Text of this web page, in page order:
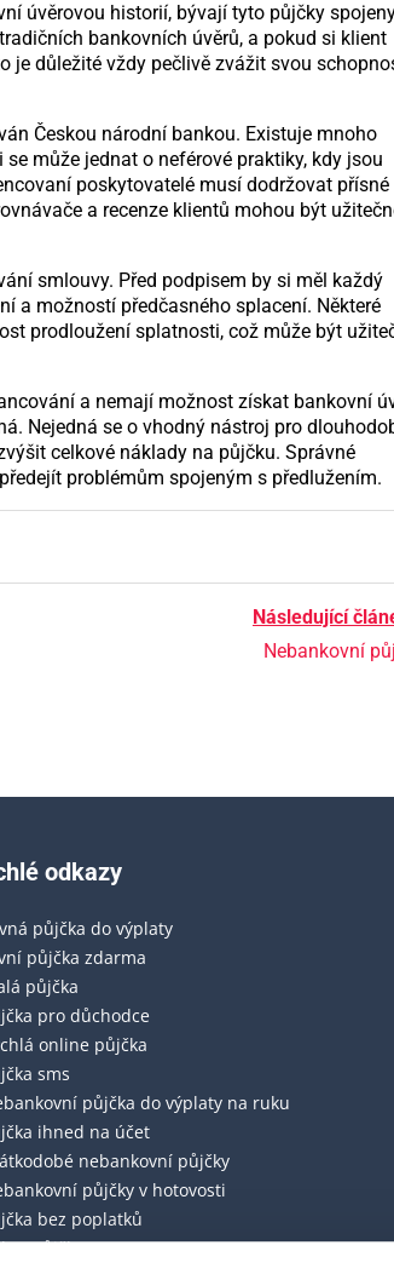
úvěrovou historií, bývají tyto půjčky
bankovních úvěrů, a pokud si klient
je důležité vždy pečlivě zvážit svou
Českou národní bankou. Existuje mnoho
může jednat o neférové praktiky, kdy jsou
poskytovatelé musí dodržovat přísné
a recenze klientů mohou být
smlouvy. Před podpisem by si měl každý
a možností předčasného splacení. Některé
prodloužení splatnosti, což může být
a nemají možnost získat bankovní
Nejedná se o vhodný nástroj pro
celkové náklady na půjčku. Správné
problémům spojeným s předlužením.
Následující
Nebankovní
odkazy
půjčka do výplaty
půjčka zdarma
půjčka
pro důchodce
online půjčka
sms
půjčka do výplaty na ruku
ihned na účet
nebankovní půjčky
půjčky v hotovosti
bez poplatků
půjčky